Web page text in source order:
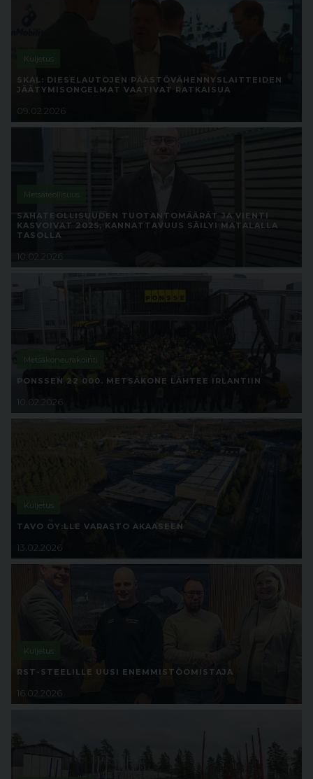
Kuljetus
SKAL: DIESELAUTOJEN PÄÄSTÖVÄHENNYSLAITTEIDEN
JÄÄTYMISONGELMAT VAATIVAT RATKAISUA
09.02.2026
Metsäteollisuus
SAHATEOLLISUUDEN TUOTANTOMÄÄRÄT JA VIENTI
KASVOIVAT 2025, KANNATTAVUUS SÄILYI MATALALLA
TASOLLA
10.02.2026
Metsäkoneurakointi
PONSSEN 22 000. METSÄKONE LÄHTEE IRLANTIIN
10.02.2026
Kuljetus
TAVO OY:LLE VARASTO AKAASEEN
13.02.2026
Kuljetus
RST-STEELILLE UUSI ENEMMISTÖOMISTAJA
16.02.2026